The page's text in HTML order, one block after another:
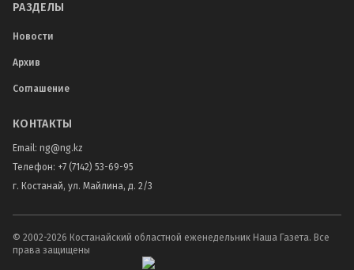
РАЗДЕЛЫ
Новости
Архив
Соглашение
КОНТАКТЫ
Email: ng@ng.kz
Телефон: +7 (7142) 53-69-95
г. Костанай, ул. Майлина, д. 2/3
© 2002-2026 Костанайский областной еженедельник Наша Газета. Все
права защищены